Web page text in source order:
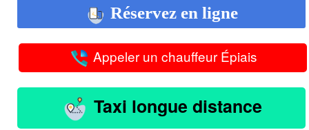
Réservez en ligne
Appeler un chauffeur Épiais
Taxi longue distance